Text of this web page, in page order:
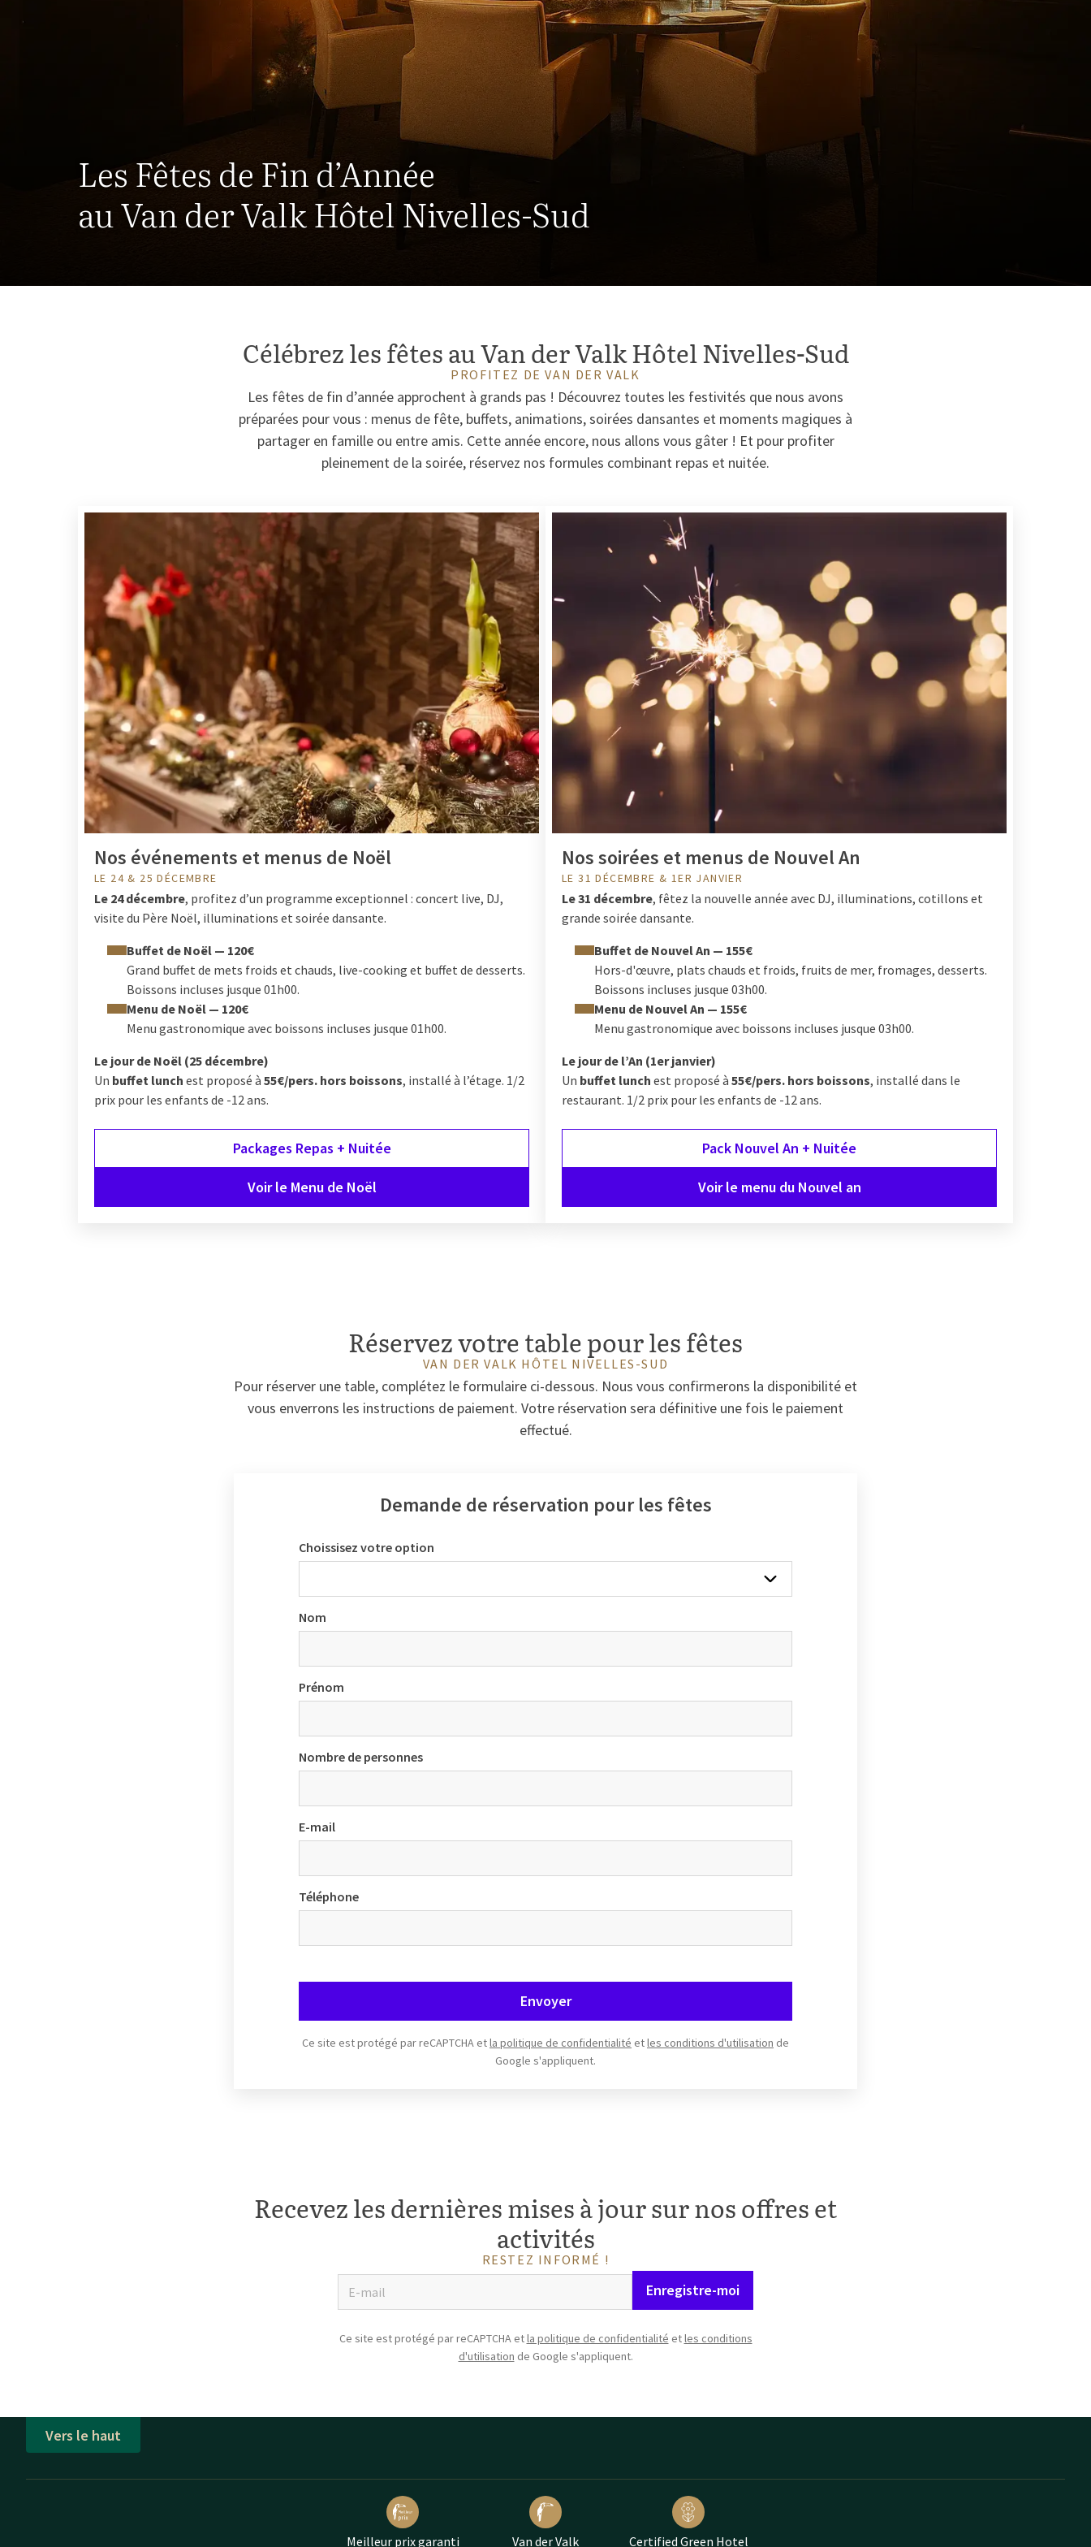
Les Fêtes de Fin d’Année
au Van der Valk Hôtel Nivelles-Sud
Célébrez les fêtes au Van der Valk Hôtel Nivelles-Sud
PROFITEZ DE VAN DER VALK
Les fêtes de fin d’année approchent à grands pas ! Découvrez toutes les festivités que nous avons
préparées pour vous : menus de fête, buffets, animations, soirées dansantes et moments magiques à
partager en famille ou entre amis. Cette année encore, nous allons vous gâter ! Et pour profiter
pleinement de la soirée, réservez nos formules combinant repas et nuitée.
Nos événements et menus de Noël
LE 24 & 25 DÉCEMBRE
Le 24 décembre, profitez d’un programme exceptionnel : concert live, DJ,
visite du Père Noël, illuminations et soirée dansante.
Buffet de Noël — 120€
Grand buffet de mets froids et chauds, live-cooking et buffet de desserts.
Boissons incluses jusque 01h00.
Menu de Noël — 120€
Menu gastronomique avec boissons incluses jusque 01h00.
Le jour de Noël (25 décembre)
Un buffet lunch est proposé à 55€/pers. hors boissons, installé à l’étage. 1/2
prix pour les enfants de -12 ans.
Packages Repas + Nuitée
Voir le Menu de Noël
Nos soirées et menus de Nouvel An
LE 31 DÉCEMBRE & 1ER JANVIER
Le 31 décembre, fêtez la nouvelle année avec DJ, illuminations, cotillons et
grande soirée dansante.
Buffet de Nouvel An — 155€
Hors-d'œuvre, plats chauds et froids, fruits de mer, fromages, desserts.
Boissons incluses jusque 03h00.
Menu de Nouvel An — 155€
Menu gastronomique avec boissons incluses jusque 03h00.
Le jour de l’An (1er janvier)
Un buffet lunch est proposé à 55€/pers. hors boissons, installé dans le
restaurant. 1/2 prix pour les enfants de -12 ans.
Pack Nouvel An + Nuitée
Voir le menu du Nouvel an
Réservez votre table pour les fêtes
VAN DER VALK HÔTEL NIVELLES-SUD
Pour réserver une table, complétez le formulaire ci-dessous. Nous vous confirmerons la disponibilité et
vous enverrons les instructions de paiement. Votre réservation sera définitive une fois le paiement
effectué.
Demande de réservation pour les fêtes
Choissisez votre option
Nom
Prénom
Nombre de personnes
E-mail
Téléphone
Envoyer
Ce site est protégé par reCAPTCHA etla politique de confidentialité etles conditions d'utilisation de
Google s'appliquent.
Recevez les dernières mises à jour sur nos offres et
activités
RESTEZ INFORMÉ !
Enregistre-moi
Ce site est protégé par reCAPTCHA etla politique de confidentialité etles conditions
d'utilisation de Google s'appliquent.
Vers le haut
Meilleur prix garanti Van der Valk Certified Green Hotel